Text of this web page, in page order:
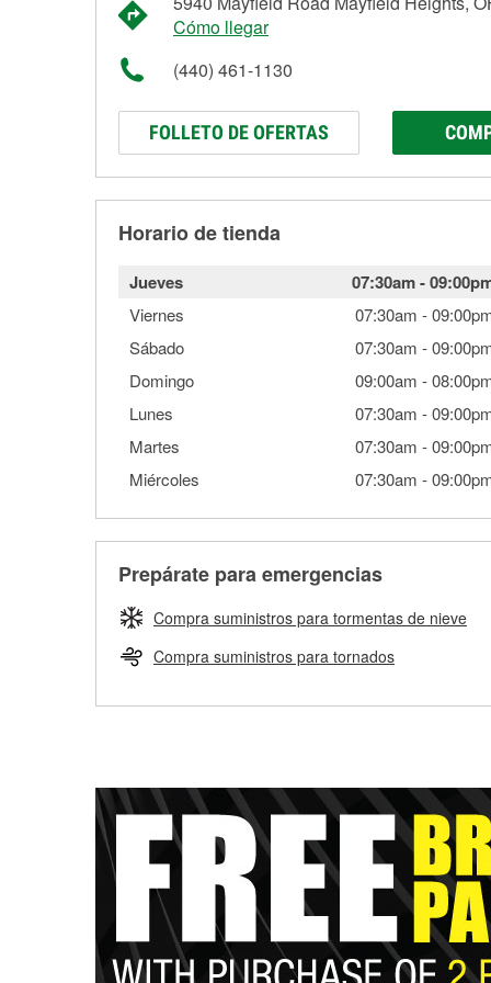
Cómo llegar
(440) 461-1130
FOLLETO DE OFERTAS
Horario de tienda
Jueves 07:30am-
Viernes 07:30am -
Sábado
07:30am -
Domingo
09:00am -
Lunes
07:30am -
Martes
07:30am -
Miércoles
07:30am -
Prepárate para emergencias
Compra suministros para tormentas de nieve
Compra suministros para tornados